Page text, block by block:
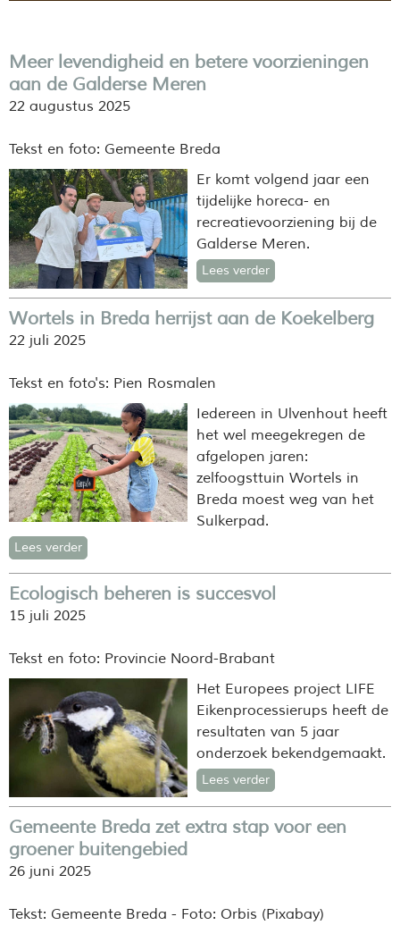
Meer levendigheid en betere voorzieningen
aan de Galderse Meren
22 augustus 2025
Tekst en foto: Gemeente Breda
Er komt volgend jaar een
tijdelijke horeca- en
recreatievoorziening bij de
Galderse Meren.
Lees verder
Wortels in Breda herrijst aan de Koekelberg
22 juli 2025
Tekst en foto's: Pien Rosmalen
Iedereen in Ulvenhout heeft
het wel meegekregen de
afgelopen jaren:
zelfoogsttuin Wortels in
Breda moest weg van het
Sulkerpad.
Lees verder
Ecologisch beheren is succesvol
15 juli 2025
Tekst en foto: Provincie Noord-Brabant
Het Europees project LIFE
Eikenprocessierups heeft de
resultaten van 5 jaar
onderzoek bekendgemaakt.
Lees verder
Gemeente Breda zet extra stap voor een
groener buitengebied
26 juni 2025
Tekst: Gemeente Breda - Foto: Orbis (Pixabay)